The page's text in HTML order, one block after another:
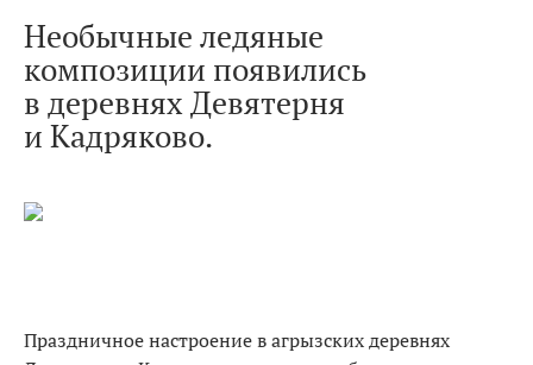
Необычные ледяные
композиции появились
в деревнях Девятерня
и Кадряково.
Праздничное настроение в агрызских деревнях